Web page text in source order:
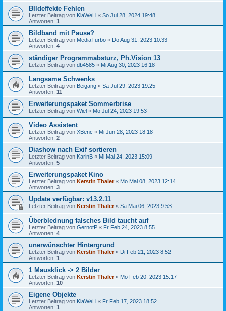
BIldeffekte Fehlen
Letzter Beitrag von KlaWeLi « So Jul 28, 2024 19:48
Antworten: 1
Bildband mit Pause?
Letzter Beitrag von MediaTurbo « Do Aug 31, 2023 10:33
Antworten: 4
ständiger Programmabsturz, Ph.Vision 13
Letzter Beitrag von db4585 « Mi Aug 30, 2023 16:18
Langsame Schwenks
Letzter Beitrag von Beigang « Sa Jul 29, 2023 19:25
Antworten: 11
Erweiterungspaket Sommerbrise
Letzter Beitrag von Wiel « Mo Jul 24, 2023 19:53
Video Assistent
Letzter Beitrag von XBenc « Mi Jun 28, 2023 18:18
Antworten: 2
Diashow nach Exif sortieren
Letzter Beitrag von KarinB « Mi Mai 24, 2023 15:09
Antworten: 5
Erweiterungspaket Kino
Letzter Beitrag von Kerstin Thaler« Mo Mai 08, 2023 12:14
Antworten: 3
Update verfügbar: v13.2.11
Letzter Beitrag von Kerstin Thaler« Sa Mai 06, 2023 9:53
Überblednung falsches Bild taucht auf
Letzter Beitrag von GernotP « Fr Feb 24, 2023 8:55
Antworten: 4
unerwünschter Hintergrund
Letzter Beitrag von Kerstin Thaler« Di Feb 21, 2023 8:52
Antworten: 1
1 Mausklick -> 2 Bilder
Letzter Beitrag von Kerstin Thaler« Mo Feb 20, 2023 15:17
Antworten: 10
Eigene Objekte
Letzter Beitrag von KlaWeLi « Fr Feb 17, 2023 18:52
Antworten: 1